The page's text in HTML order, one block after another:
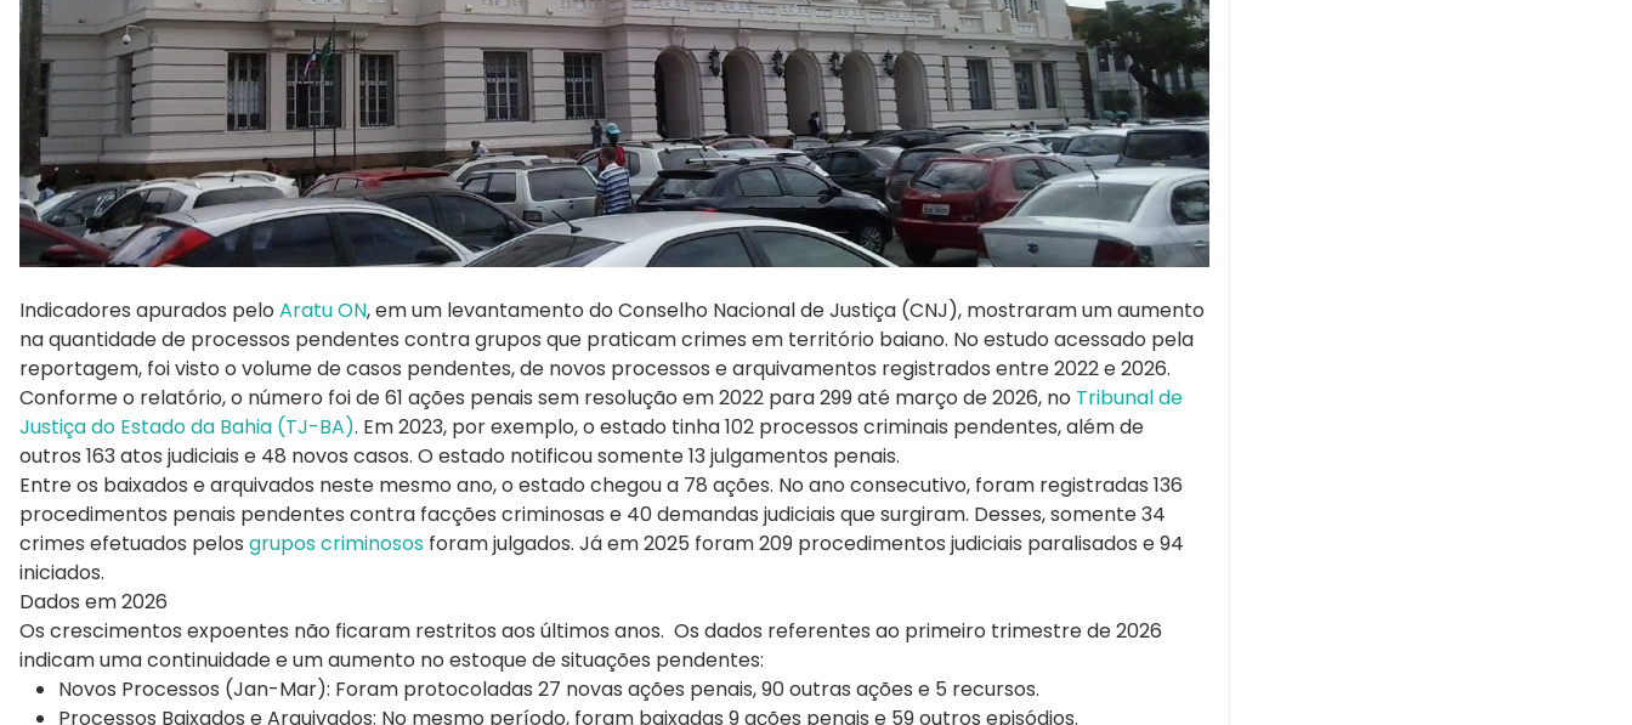
Indicadores apurados pelo Aratu ON, em um levantamento do Conselho Nacional de Justiça (CNJ), mostraram um aumento
na quantidade de processos pendentes contra grupos que praticam crimes em território baiano. No estudo acessado pela
reportagem, foi visto o volume de casos pendentes, de novos processos e arquivamentos registrados entre 2022 e 2026.
Conforme o relatório, o número foi de 61 ações penais sem resolução em 2022 para 299 até março de 2026, no Tribunal de
Justiça do Estado da Bahia (TJ-BA). Em 2023, por exemplo, o estado tinha 102 processos criminais pendentes, além de
outros 163 atos judiciais e 48 novos casos. O estado notificou somente 13 julgamentos penais.
Entre os baixados e arquivados neste mesmo ano, o estado chegou a 78 ações. No ano consecutivo, foram registradas 136
procedimentos penais pendentes contra facções criminosas e 40 demandas judiciais que surgiram. Desses, somente 34
crimes efetuados pelos grupos criminosos foram julgados. Já em 2025 foram 209 procedimentos judiciais paralisados e 94
iniciados.
Dados em 2026
Os crescimentos expoentes não ficaram restritos aos últimos anos. Os dados referentes ao primeiro trimestre de 2026
indicam uma continuidade e um aumento no estoque de situações pendentes:
Novos Processos (Jan-Mar): Foram protocoladas 27 novas ações penais, 90 outras ações e 5 recursos.
Processos Baixados e Arquivados: No mesmo período, foram baixadas 9 ações penais e 59 outros episódios.